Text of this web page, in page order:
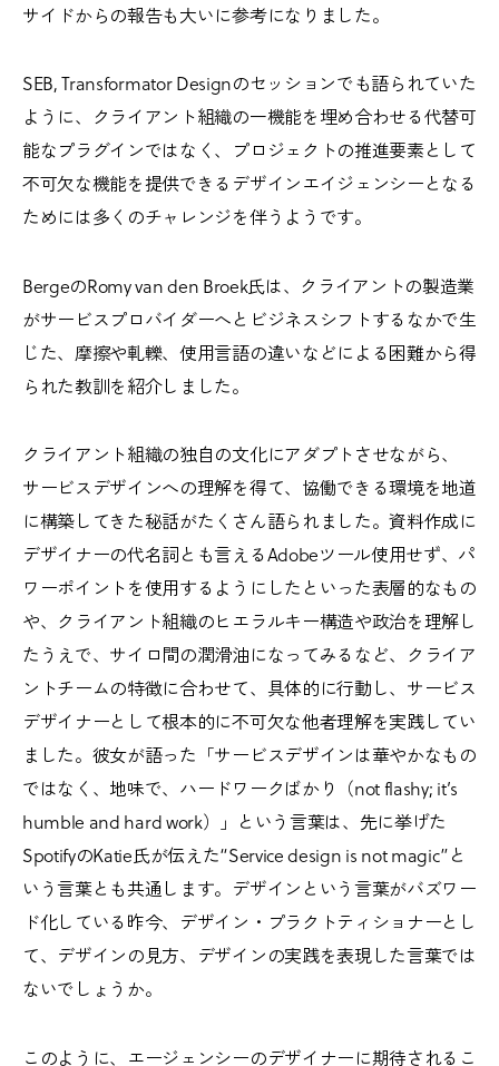
サイドからの報告も大いに参考になりました。
SEB, Transformator Designのセッションでも語られていた
ように、クライアント組織の一機能を埋め合わせる代替可
能なプラグインではなく、プロジェクトの推進要素として
不可欠な機能を提供できるデザインエイジェンシーとなる
ためには多くのチャレンジを伴うようです。
BergeのRomy van den Broek氏は、クライアントの製造業
がサービスプロバイダーへとビジネスシフトするなかで生
じた、摩擦や軋轢、使用言語の違いなどによる困難から得
られた教訓を紹介しました。
クライアント組織の独自の文化にアダプトさせながら、
サービスデザインへの理解を得て、協働できる環境を地道
に構築してきた秘話がたくさん語られました。資料作成に
デザイナーの代名詞とも言えるAdobeツール使用せず、パ
ワーポイントを使用するようにしたといった表層的なもの
や、クライアント組織のヒエラルキー構造や政治を理解し
たうえで、サイロ間の潤滑油になってみるなど、クライア
ントチームの特徴に合わせて、具体的に行動し、サービス
デザイナーとして根本的に不可欠な他者理解を実践してい
ました。彼女が語った「サービスデザインは華やかなもの
ではなく、地味で、ハードワークばかり（not flashy; it’s
humble and hard work）」という言葉は、先に挙げた
SpotifyのKatie氏が伝えた“Service design is not magic”と
いう言葉とも共通します。デザインという言葉がバズワー
ド化している昨今、デザイン・プラクトティショナーとし
て、デザインの見方、デザインの実践を表現した言葉では
ないでしょうか。
このように、エージェンシーのデザイナーに期待されるこ